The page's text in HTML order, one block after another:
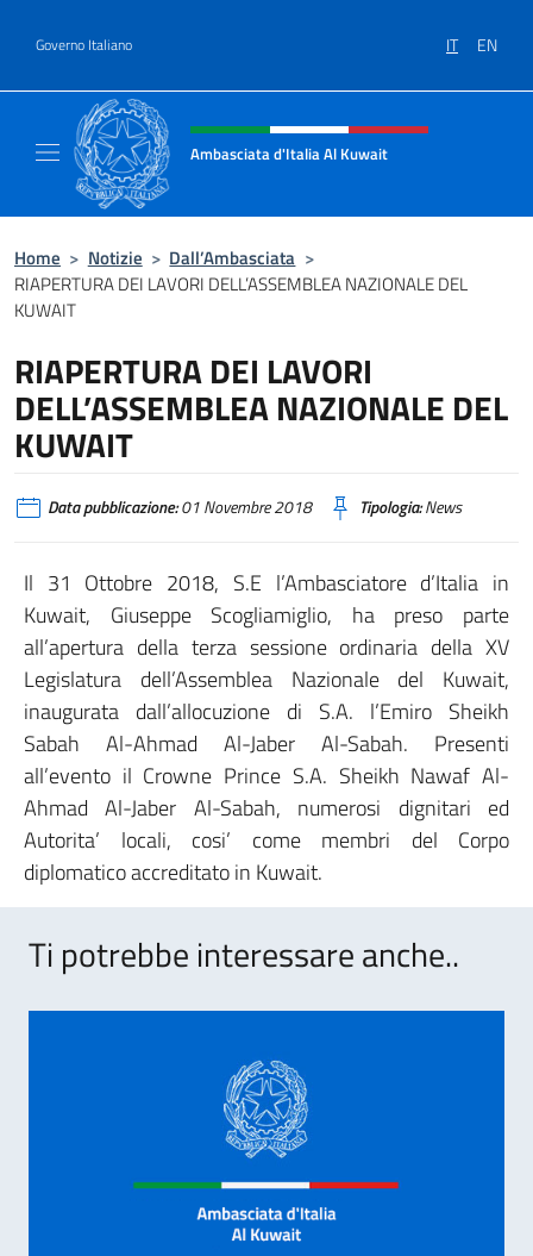
Governo Italiano IT EN
Intestazione sito, social e menù
Ambasciata d'Italia Al Kuwait
Home > Notizie > Dall’Ambasciata >
RIAPERTURA DEI LAVORI DELL’ASSEMBLEA NAZIONALE DEL
KUWAIT
RIAPERTURA DEI LAVORI
DELL’ASSEMBLEA NAZIONALE DEL
KUWAIT
Data pubblicazione:01 Novembre 2018 Tipologia:News
Il 31 Ottobre 2018, S.E l’Ambasciatore d’Italia in
Kuwait, Giuseppe Scogliamiglio, ha preso parte
all’apertura della terza sessione ordinaria della XV
Legislatura dell’Assemblea Nazionale del Kuwait,
inaugurata dall’allocuzione di S.A. l’Emiro Sheikh
Sabah Al-Ahmad Al-Jaber Al-Sabah. Presenti
all’evento il Crowne Prince S.A. Sheikh Nawaf Al-
Ahmad Al-Jaber Al-Sabah, numerosi dignitari ed
Autorita’ locali, cosi’ come membri del Corpo
diplomatico accreditato in Kuwait.
Ti potrebbe interessare anche..